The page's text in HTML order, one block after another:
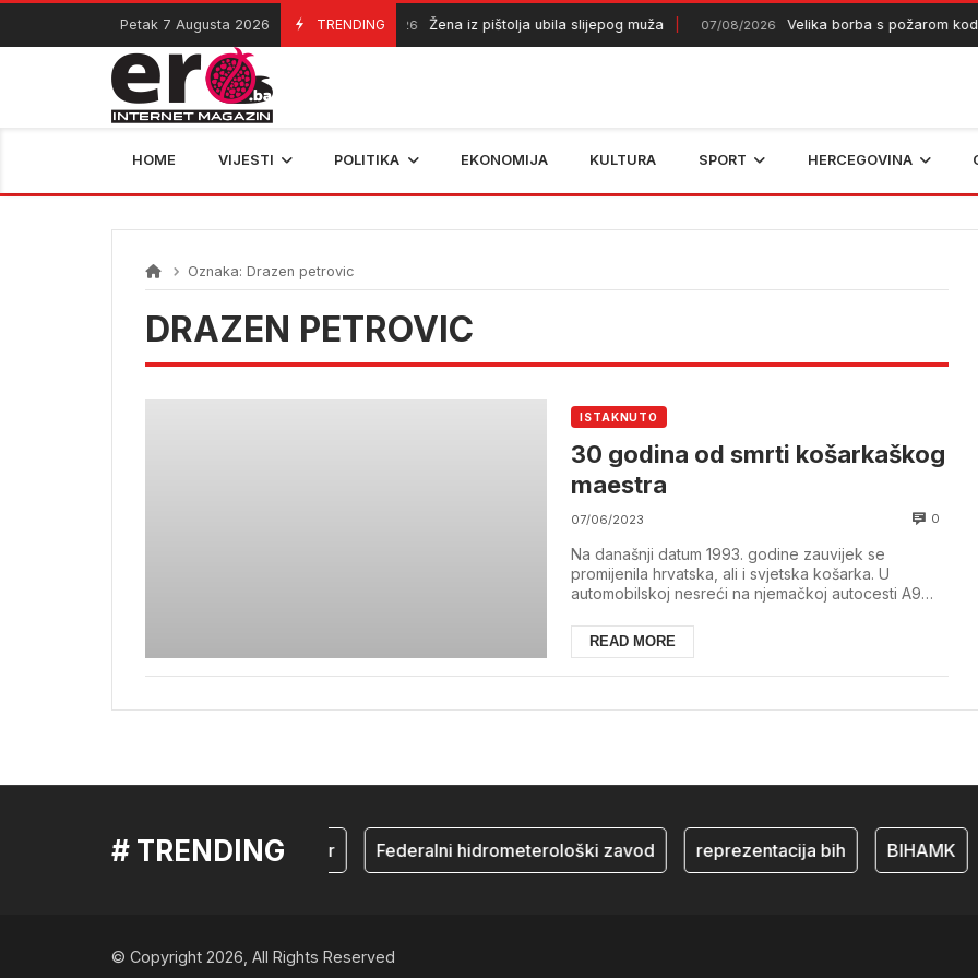
Skip
content
Petak 7 Augusta 2026 TRENDING
07/08/2026 Žena iz pištolja ubila slijepog muža 07/08/2026 Velika borba s požarom kod
HOME VIJESTI POLITIKA EKONOMIJA KULTURA SPORT HERCEGOVINA
Oznaka: Drazen petrovic
DRAZEN PETROVIC
ISTAKNUTO
30 godina od smrti košarkaškog
maestra
07/06/2023 0
Na današnji datum 1993. godine zauvijek se
promijenila hrvatska, ali i svjetska košarka. U
automobilskoj nesreći na njemačkoj autocesti A9
READ MORE
# TRENDINGmostar Federalni hidrometerološki zavod reprezentacija bih BIHAMK
© Copyright 2026, All Rights Reserved